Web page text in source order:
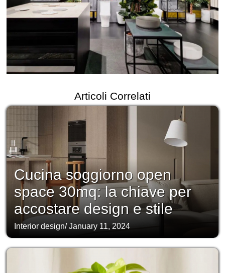
Articoli Correlati
Cucina soggiorno open
space 30mq: la chiave per
accostare design e stile
Interior design/January 11, 2024